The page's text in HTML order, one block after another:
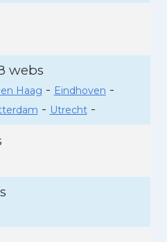
webs
Haag - Eindhoven -
- Utrecht-